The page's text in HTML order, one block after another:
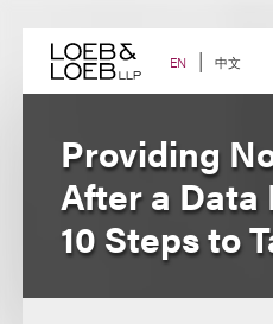
content EN 中文
Providing
After a Data
10 Steps to